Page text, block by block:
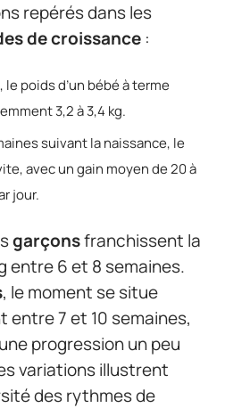
repérés dans les
de croissance :
le poids d’un bébé à terme
3,2 à 3,4 kg.
suivant la naissance, le
avec un gain moyen de 20 à
jour.
garçonsfranchissent la
entre 6 et 8 semaines.
, le moment se situe
entre 7 et 10 semaines,
progression un peu
variations illustrent
des rythmes de